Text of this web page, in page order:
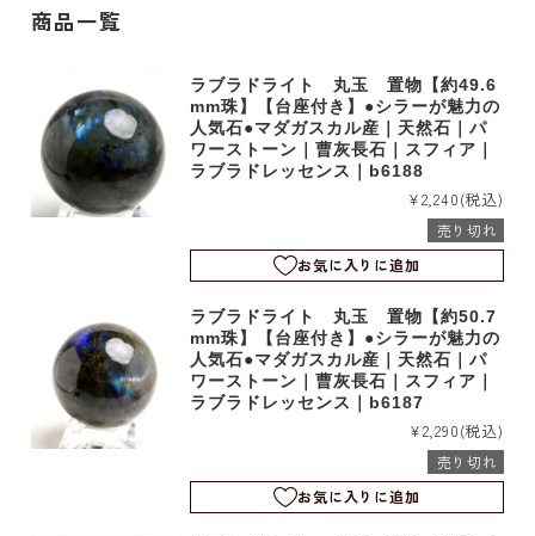
商品一覧
ラブラドライト 丸玉 置物【約49.6
mm珠】【台座付き】●シラーが魅力の
人気石●マダガスカル産｜天然石｜パ
ワーストーン｜曹灰長石｜スフィア｜
ラブラドレッセンス｜b6188
¥2,240(税込)
売り切れ
お気に入りに追加
ラブラドライト 丸玉 置物【約50.7
mm珠】【台座付き】●シラーが魅力の
人気石●マダガスカル産｜天然石｜パ
ワーストーン｜曹灰長石｜スフィア｜
ラブラドレッセンス｜b6187
¥2,290(税込)
売り切れ
お気に入りに追加